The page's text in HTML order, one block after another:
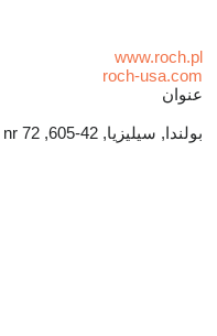
www.roch.pl
roch-usa.com
عنوان
بولندا, سيليزيا, 42-605, Tarnowskie Góry, ul. Kopalniana, nr 72